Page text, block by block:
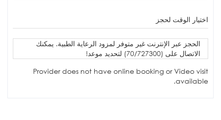
اختيار الوقت لحجز
الحجز عبر الإنترنت غير متوفر لمزود الرعاية الطبية. يمكنك
الاتصال على (70/727300) لتحديد موعد!
Provider does not have online booking or Video visit
available.